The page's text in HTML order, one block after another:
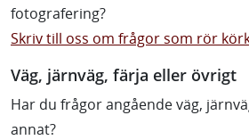
fotografering?
Skriv till oss om frågor som rör
Väg, järnväg, färja eller övrigt
Har du frågor angående väg,
annat?